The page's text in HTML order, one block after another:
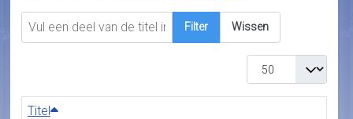
Vul een deel van de titel in
Filter Wissen
Toon #
Titel